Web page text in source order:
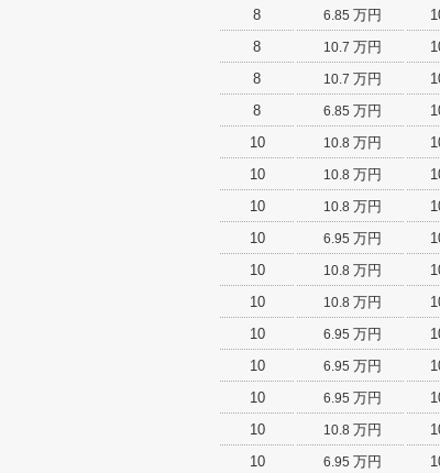
8
6.85 万円
8
10.7 万円
8
10.7 万円
8
6.85 万円
10
10.8 万円
10
10.8 万円
10
10.8 万円
10
6.95 万円
10
10.8 万円
10
10.8 万円
10
6.95 万円
10
6.95 万円
10
6.95 万円
10
10.8 万円
10
6.95 万円